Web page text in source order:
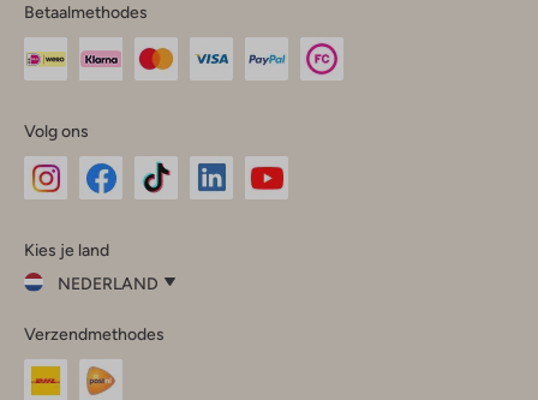
Betaalmethodes
Volg ons
InstagramFacebook
Kies je land
NEDERLAND
je
land
Nederland
Verzendmethodes